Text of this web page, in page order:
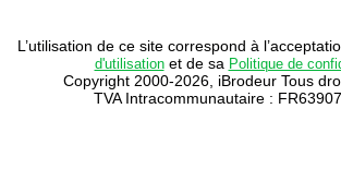
L’utilisation de ce site correspond à
d'utilisationet de sa Politique de
Copyright 2000-2026, iBrodeur Tous
TVA Intracommunautaire :